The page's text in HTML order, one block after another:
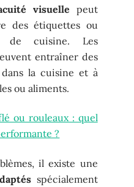
visuelle peut
des étiquettes ou
de cuisine. Les
entraîner des
la cuisine et à
ou aliments.
ou rouleaux : quel
?
il existe une
spécialement